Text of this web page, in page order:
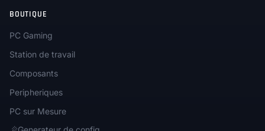
BOUTIQUE
PC Gaming
Station de travail
Composants
Peripheriques
PC sur Mesure